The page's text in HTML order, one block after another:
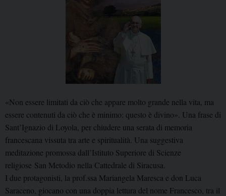
«Non essere limitati da ciò che appare molto grande nella vita, ma
essere contenuti da ciò che è minimo: questo è divino». Una frase di
Sant’Ignazio di Loyola, per chiudere una serata di memoria
francescana vissuta tra arte e spiritualità. Una suggestiva
meditazione promossa dall’Istituto Superiore di Scienze
religiose San Metodio nella Cattedrale di Siracusa.
I due protagonisti, la prof.ssa Mariangela Maresca e don Luca
Saraceno, giocano con una doppia lettura del nome Francesco, tra il